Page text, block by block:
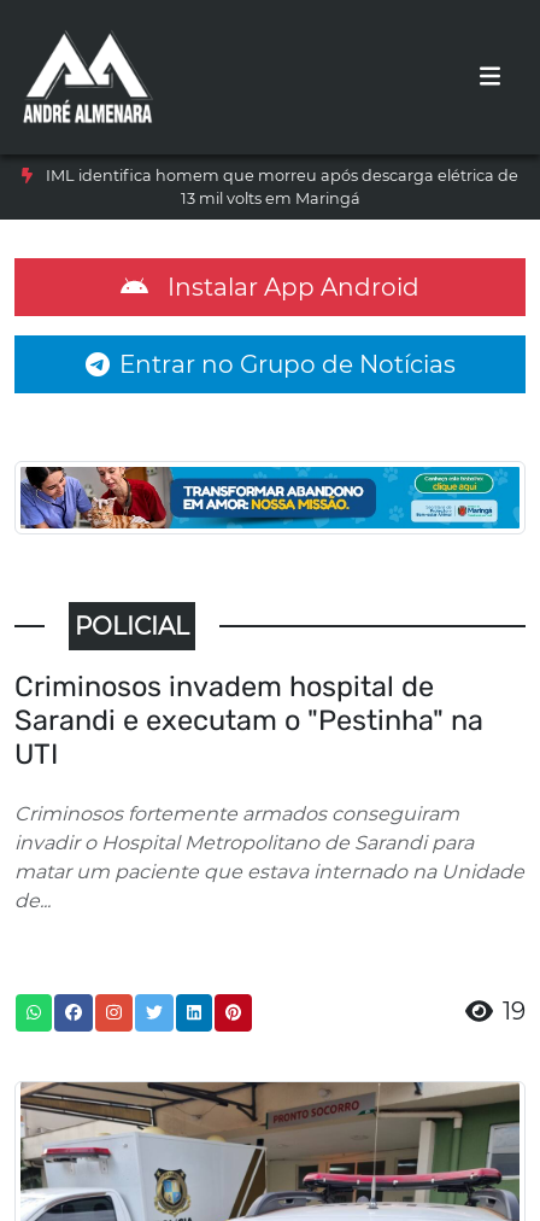
IML identifica homem que morreu após descarga elétrica de
13 mil volts em Maringá
Instalar App Android
Entrar no Grupo de Notícias
POLICIAL
Criminosos invadem hospital de
Sarandi e executam o "Pestinha" na
UTI
Criminosos fortemente armados conseguiram
invadir o Hospital Metropolitano de Sarandi para
matar um paciente que estava internado na Unidade
de...
19